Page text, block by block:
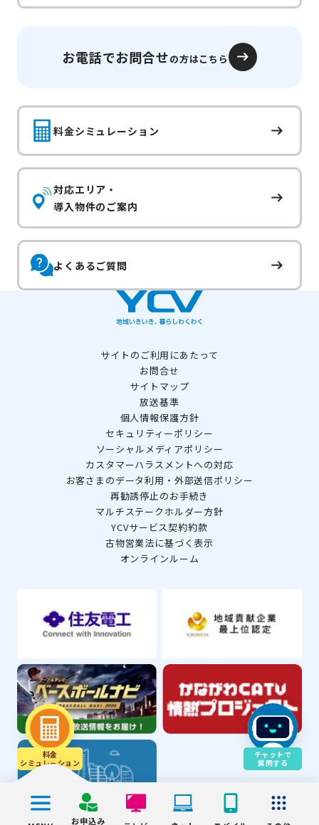
お申込み
お電話でお問合せの方はこちら
料金シミュレーション
対応エリア・
導入物件のご案内
よくあるご質問
料金
シミュレ－ション
サイトのご利用にあたって
お問合せ
サイトマップ
放送基準
個人情報保護方針
セキュリティーポリシー
ソーシャルメディアポリシー
カスタマーハラスメントへの対応
お客さまのデータ利用・外部送信ポリシー
再勧誘停止のお手続き
マルチステークホルダー方針
YCVサービス契約約款
古物営業法に基づく表示
オンラインルーム
チャットで
質問する